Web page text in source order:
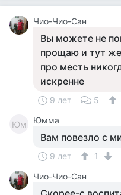
Чио-Чио-Сан
Вы можете не
прощаю и тут
про месть
искренне
9 лет 5
Юм Юмма
Вам повезло с
9 лет
1
Чио-Чио-Сан